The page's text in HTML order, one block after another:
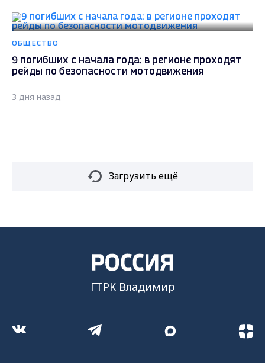
ОБЩЕСТВО
9 погибших с начала года: в регионе проходят
рейды по безопасности мотодвижения
3 дня назад
Загрузить ещё
ГТРК Владимир